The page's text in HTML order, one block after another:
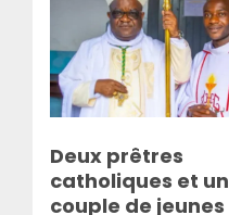
Deux prêtres
catholiques et un
couple de jeunes